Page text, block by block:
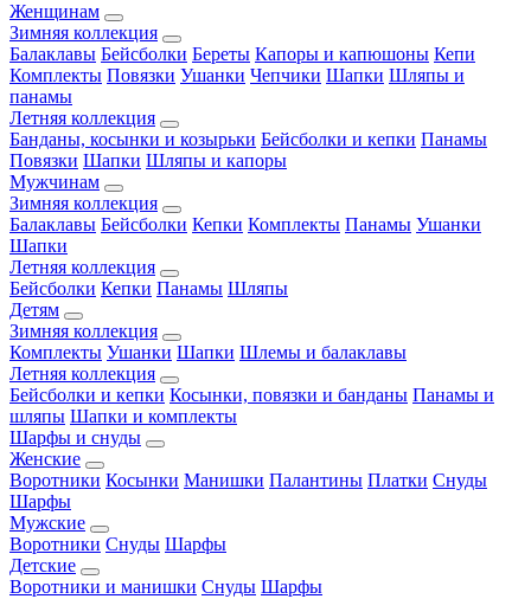
Женщинам
Зимняя коллекция
Балаклавы Бейсболки Береты Капоры и капюшоны Кепи
Комплекты Повязки Ушанки Чепчики Шапки Шляпы и
панамы
Летняя коллекция
Банданы, косынки и козырьки Бейсболки и кепки Панамы
Повязки Шапки Шляпы и капоры
Мужчинам
Зимняя коллекция
Балаклавы Бейсболки Кепки Комплекты Панамы Ушанки
Шапки
Летняя коллекция
Бейсболки Кепки Панамы Шляпы
Детям
Зимняя коллекция
Комплекты Ушанки Шапки Шлемы и балаклавы
Летняя коллекция
Бейсболки и кепки Косынки, повязки и банданы Панамы и
шляпы Шапки и комплекты
Шарфы и снуды
Женские
Воротники Косынки Манишки Палантины Платки Снуды
Шарфы
Мужские
Воротники Снуды Шарфы
Детские
Воротники и манишки Снуды Шарфы